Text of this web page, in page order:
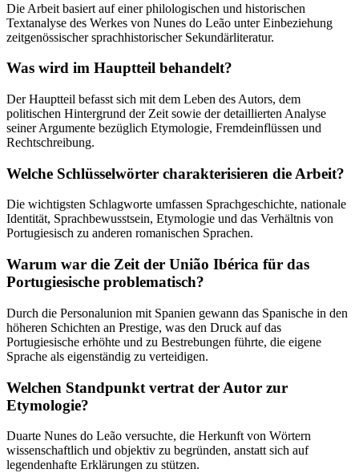
Die Arbeit basiert auf einer philologischen und historischen
Textanalyse des Werkes von Nunes do Leão unter Einbeziehung
zeitgenössischer sprachhistorischer Sekundärliteratur.
Was wird im Hauptteil behandelt?
Der Hauptteil befasst sich mit dem Leben des Autors, dem
politischen Hintergrund der Zeit sowie der detaillierten Analyse
seiner Argumente bezüglich Etymologie, Fremdeinflüssen und
Rechtschreibung.
Welche Schlüsselwörter charakterisieren die Arbeit?
Die wichtigsten Schlagworte umfassen Sprachgeschichte, nationale
Identität, Sprachbewusstsein, Etymologie und das Verhältnis von
Portugiesisch zu anderen romanischen Sprachen.
Warum war die Zeit der União Ibérica für das
Portugiesische problematisch?
Durch die Personalunion mit Spanien gewann das Spanische in den
höheren Schichten an Prestige, was den Druck auf das
Portugiesische erhöhte und zu Bestrebungen führte, die eigene
Sprache als eigenständig zu verteidigen.
Welchen Standpunkt vertrat der Autor zur
Etymologie?
Duarte Nunes do Leão versuchte, die Herkunft von Wörtern
wissenschaftlich und objektiv zu begründen, anstatt sich auf
legendenhafte Erklärungen zu stützen.